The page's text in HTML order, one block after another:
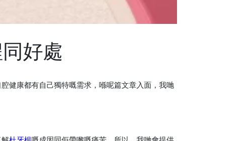
好處
健康都有自己獨特嘅需求，喺呢篇文章入面，我哋